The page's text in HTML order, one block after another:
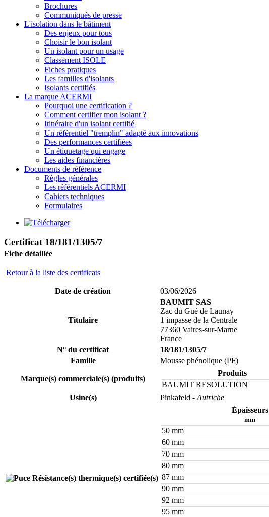
Brochures
Communiqués de presse
L'isolation dans le bâtiment
Des enjeux pour tous
Choisir le bon isolant
Un isolant pour un usage
Classement ISOLE
Fiches pratiques
Les familles d'isolants
Isolants certifiés
La marque ACERMI
Pourquoi une certification ?
Comment certifier mon isolant ?
Itinéraire d'un isolant certifié
Un référentiel "tremplin" adapté aux innovations
Des performances certifiées
Un étiquetage qui engage
Les aides financières
Documents de référence
Règles générales
Les référentiels ACERMI
Cahiers techniques
Formulaires
Certificat 18/181/1305/7
Fiche détaillée
Retour à la liste des certificats
Date de création 03/06/2026
Titulaire
BAUMIT SAS
Zac du Gué de Launay
1 impasse de la Centrale
77360 Vaires-sur-Marne
France
N° du certificat
18/181/1305/7
Famille
Mousse phénolique (PF)
Marque(s) commerciale(s) (produits)
Produits
BAUMIT RESOLUTION
Usine(s)
Pinkafeld - Autriche
Résistance(s) thermique(s) certifiée(s)
Épaisseurs
mm
50 mm
60 mm
70 mm
80 mm
87 mm
90 mm
92 mm
95 mm